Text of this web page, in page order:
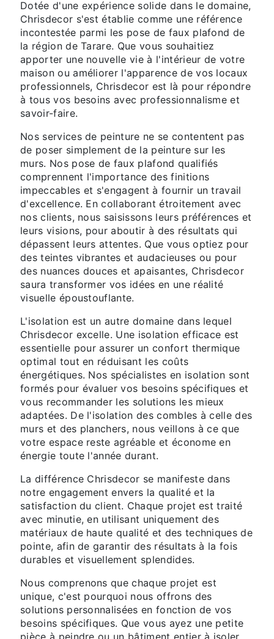
Dotée d'une expérience solide dans le domaine,
Chrisdecor s'est établie comme une référence
incontestée parmi les pose de faux plafond de
la région de Tarare. Que vous souhaitiez
apporter une nouvelle vie à l'intérieur de votre
maison ou améliorer l'apparence de vos locaux
professionnels, Chrisdecor est là pour répondre
à tous vos besoins avec professionnalisme et
savoir-faire.
Nos services de peinture ne se contentent pas
de poser simplement de la peinture sur les
murs. Nos pose de faux plafond qualifiés
comprennent l'importance des finitions
impeccables et s'engagent à fournir un travail
d'excellence. En collaborant étroitement avec
nos clients, nous saisissons leurs préférences et
leurs visions, pour aboutir à des résultats qui
dépassent leurs attentes. Que vous optiez pour
des teintes vibrantes et audacieuses ou pour
des nuances douces et apaisantes, Chrisdecor
saura transformer vos idées en une réalité
visuelle époustouflante.
L'isolation est un autre domaine dans lequel
Chrisdecor excelle. Une isolation efficace est
essentielle pour assurer un confort thermique
optimal tout en réduisant les coûts
énergétiques. Nos spécialistes en isolation sont
formés pour évaluer vos besoins spécifiques et
vous recommander les solutions les mieux
adaptées. De l'isolation des combles à celle des
murs et des planchers, nous veillons à ce que
votre espace reste agréable et économe en
énergie toute l'année durant.
La différence Chrisdecor se manifeste dans
notre engagement envers la qualité et la
satisfaction du client. Chaque projet est traité
avec minutie, en utilisant uniquement des
matériaux de haute qualité et des techniques de
pointe, afin de garantir des résultats à la fois
durables et visuellement splendides.
Nous comprenons que chaque projet est
unique, c'est pourquoi nous offrons des
solutions personnalisées en fonction de vos
besoins spécifiques. Que vous ayez une petite
pièce à peindre ou un bâtiment entier à isoler,